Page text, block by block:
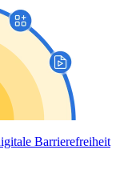
Barrierefreiheit